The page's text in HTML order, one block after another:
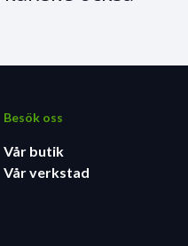
Besök oss
Vår butik
Vår verkstad